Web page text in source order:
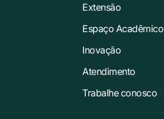
Extensão
Espaço Acadêmico
Inovação
Atendimento
Trabalhe conosco